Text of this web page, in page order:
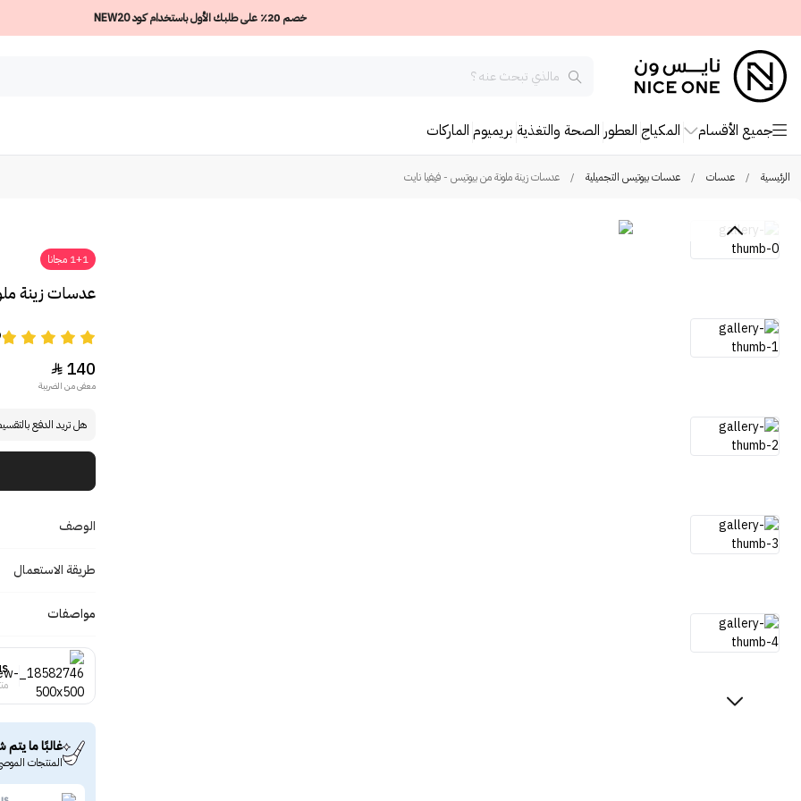
خصم 20٪ على طلبك الأول باستخدام كود NEW20
جميع الأقسام المكياج العطور الصحة والتغذية بريميوم الماركات
الرئيسية / عدسات / عدسات بيوتيس التجميلية / عدسات زينة ملونة من بيوتيس - فيفيا نايت
1+1 مجانا
عدسات زينة
140

معفى من الضريبة
هل تريد الدفع
الوصف
طريقة الاستعمال
مواصفات
غالبًا ما يتم
المنتجات